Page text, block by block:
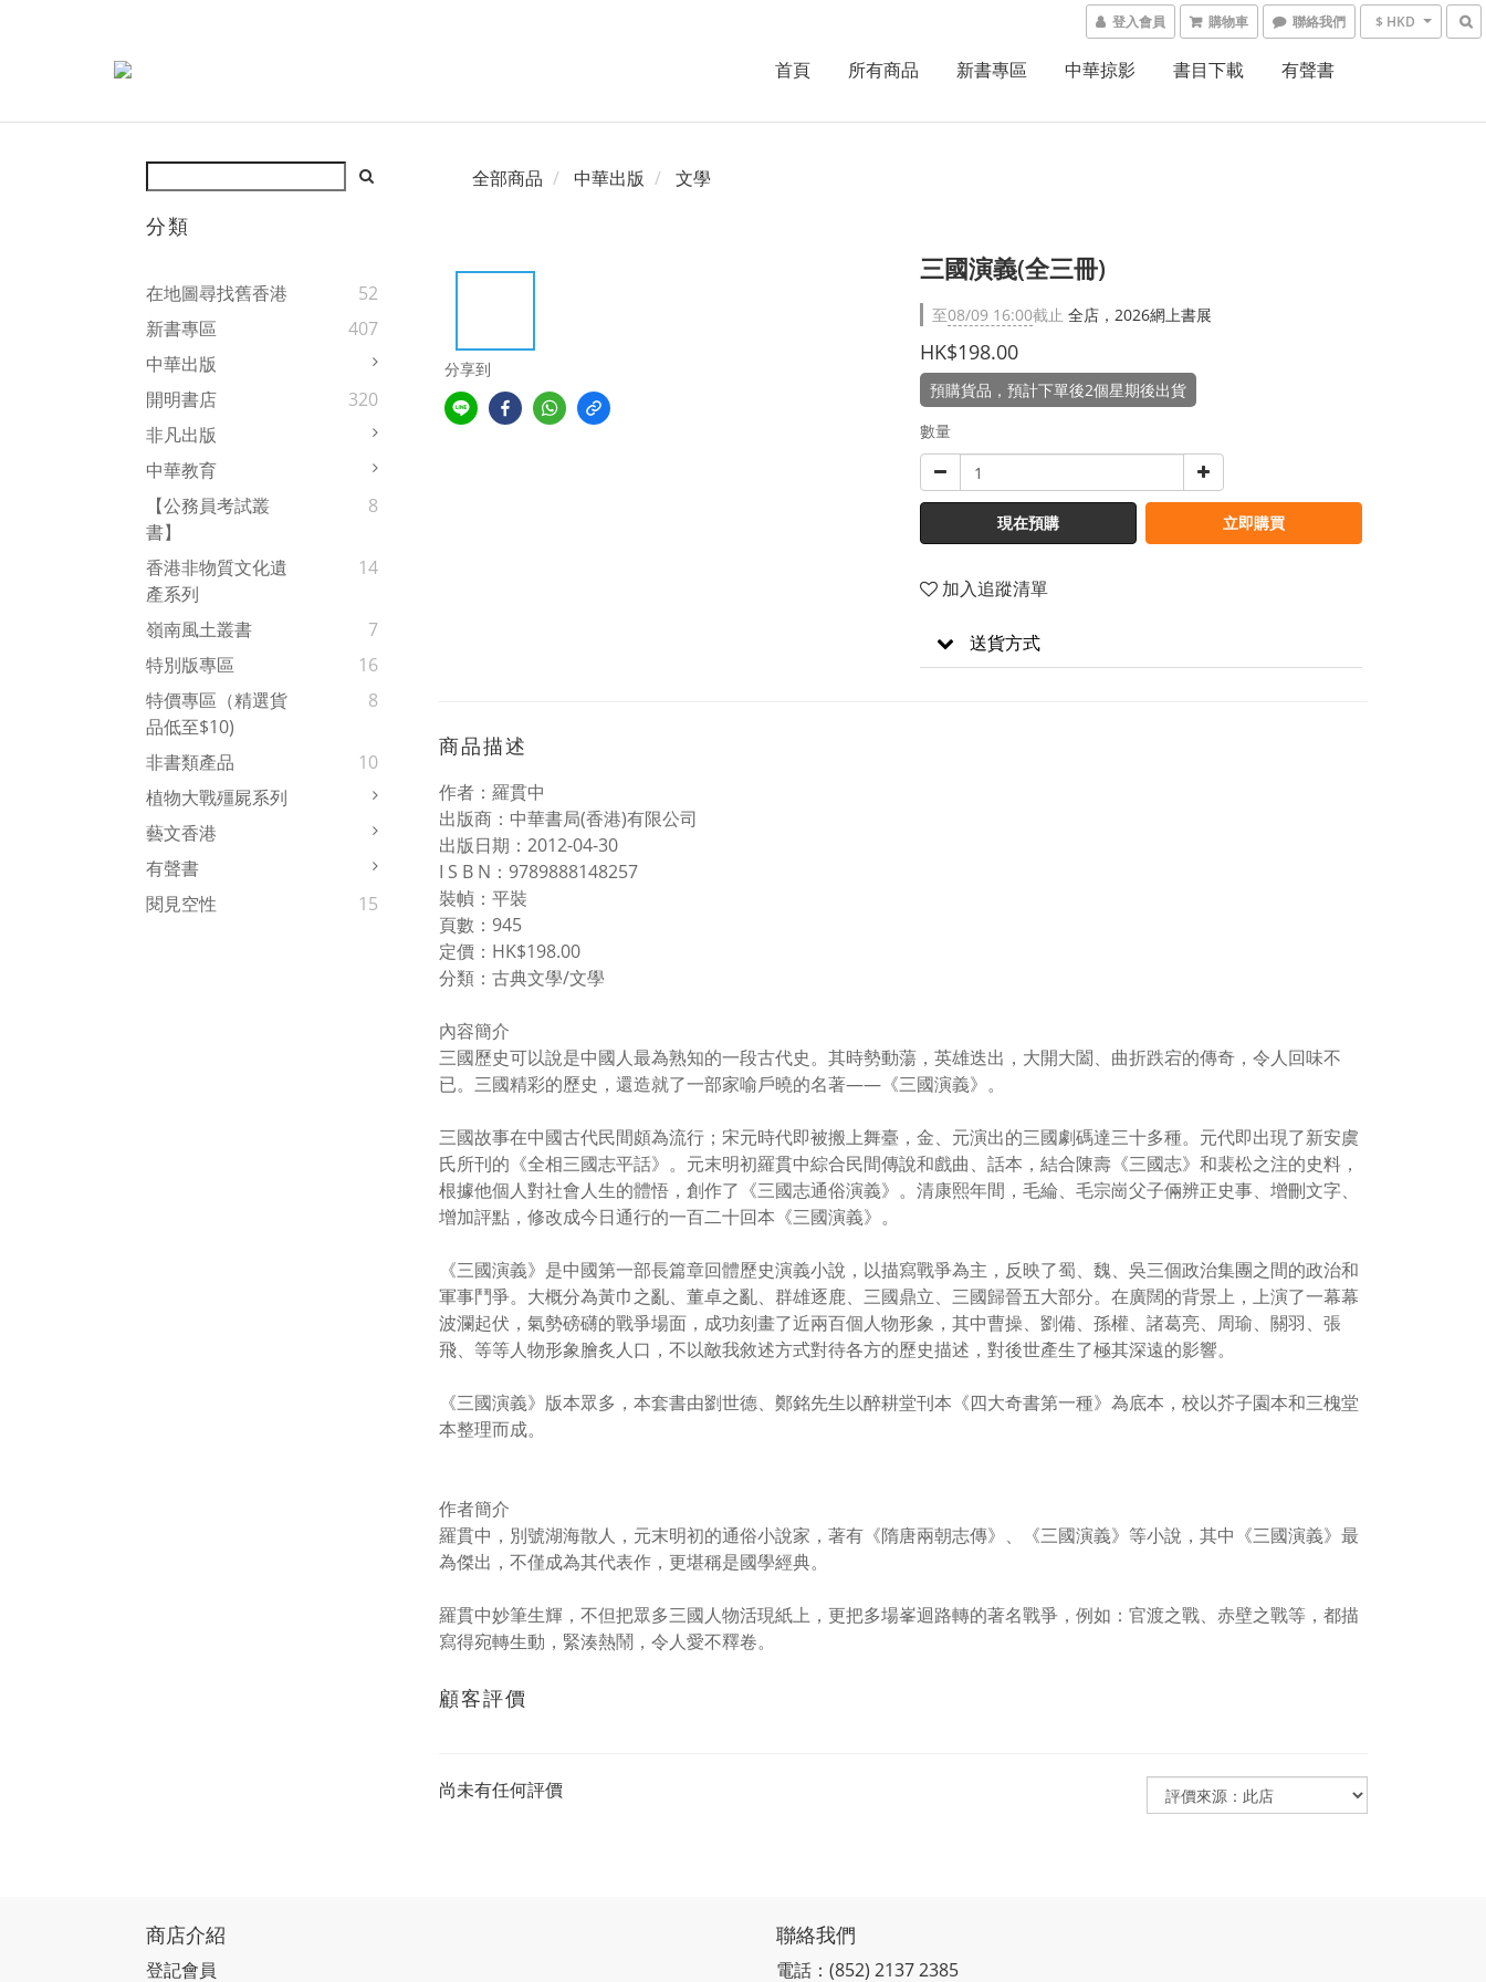
登入會員 購物車 聯絡我們 $ HKD
首頁 所有商品 新書專區 中華掠影 書目下載 有聲書
分類
在地圖尋找舊香港
52
新書專區
407
中華出版
開明書店
320
非凡出版
中華教育
【公務員考試叢
書】
8
香港非物質文化遺
產系列
14
嶺南風土叢書
7
特別版專區
16
特價專區（精選貨
品低至$10)
8
非書類產品
10
植物大戰殭屍系列
藝文香港
有聲書
閱見空性
15
全部商品 中華出版 文學
分享到
三國演義(全三冊)
至08/09 16:00截止 全店，2026網上書展
HK$198.00
預購貨品，預計下單後2個星期後出貨
數量
現在預購 立即購買
加入追蹤清單
送貨方式
商品描述
作者：羅貫中
出版商：中華書局(香港)有限公司
出版日期：2012-04-30
I S B N：9789888148257
裝幀：平裝
頁數：945
定價：HK$198.00
分類：古典文學/文學
內容簡介
三國歷史可以說是中國人最為熟知的一段古代史。其時勢動蕩，英雄迭出，大開大闔、曲折跌宕的傳奇，令人回味不
已。三國精彩的歷史，還造就了一部家喻戶曉的名著——《三國演義》。
三國故事在中國古代民間頗為流行；宋元時代即被搬上舞臺，金、元演出的三國劇碼達三十多種。元代即出現了新安虞
氏所刊的《全相三國志平話》。元末明初羅貫中綜合民間傳說和戲曲、話本，結合陳壽《三國志》和裴松之注的史料，
根據他個人對社會人生的體悟，創作了《三國志通俗演義》。清康熙年間，毛綸、毛宗崗父子倆辨正史事、增刪文字、
增加評點，修改成今日通行的一百二十回本《三國演義》。
《三國演義》是中國第一部長篇章回體歷史演義小說，以描寫戰爭為主，反映了蜀、魏、吳三個政治集團之間的政治和
軍事鬥爭。大概分為黃巾之亂、董卓之亂、群雄逐鹿、三國鼎立、三國歸晉五大部分。在廣闊的背景上，上演了一幕幕
波瀾起伏，氣勢磅礴的戰爭場面，成功刻畫了近兩百個人物形象，其中曹操、劉備、孫權、諸葛亮、周瑜、關羽、張
飛、等等人物形象膾炙人口，不以敵我敘述方式對待各方的歷史描述，對後世產生了極其深遠的影響。
《三國演義》版本眾多，本套書由劉世德、鄭銘先生以醉耕堂刊本《四大奇書第一種》為底本，校以芥子園本和三槐堂
本整理而成。
作者簡介
羅貫中，別號湖海散人，元末明初的通俗小說家，著有《隋唐兩朝志傳》、《三國演義》等小說，其中《三國演義》最
為傑出，不僅成為其代表作，更堪稱是國學經典。
羅貫中妙筆生輝，不但把眾多三國人物活現紙上，更把多場峯迴路轉的著名戰爭，例如：官渡之戰、赤壁之戰等，都描
寫得宛轉生動，緊湊熱鬧，令人愛不釋卷。
顧客評價
尚未有任何評價
商店介紹
登記會員
聯絡我們
電話：(852) 2137 2385